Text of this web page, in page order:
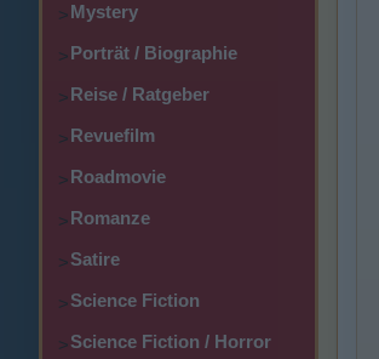
>Mystery
>Porträt / Biographie
>Reise / Ratgeber
>Revuefilm
>Roadmovie
>Romanze
>Satire
>Science Fiction
>Science Fiction / Horror